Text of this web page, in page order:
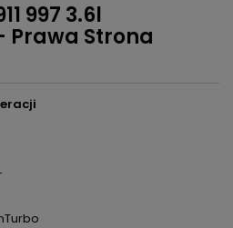
997 3.6l
Prawa Strona